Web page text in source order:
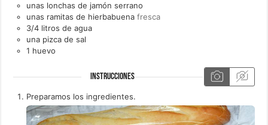
unas lonchas de jamón serrano
unas ramitas de hierbabuena fresca
3/4 litros de agua
una pizca de sal
1 huevo
INSTRUCCIONES
Preparamos los ingredientes.